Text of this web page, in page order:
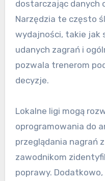
dostarczając danych
Narzędzia te często
wydajności, takie jak
udanych zagrań i
pozwala trenerom
decyzje.
Lokalne ligi mogą
oprogramowania do
przeglądania nagrań
zawodnikom
poprawy.